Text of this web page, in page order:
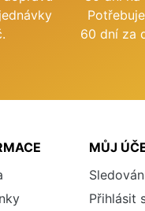
60 dní za
MŮJ
Přihlásit